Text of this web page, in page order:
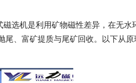
磁选机是利用矿物磁性差异，在无水
、富矿提质与尾矿回收。以下从